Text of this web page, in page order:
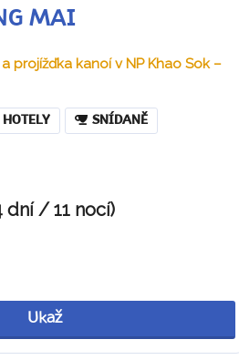
MAI
projížďka kanoí v NP Khao Sok –
HOTELY SNÍDANĚ
dní / 11 nocí)
Ukaž